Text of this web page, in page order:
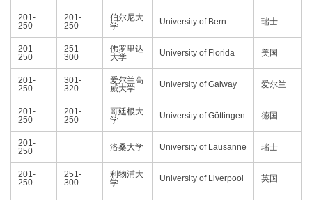
201-
250
201-
250
伯尔尼大
学
University of Bern 瑞士
201-
250
251-
300
佛罗里达
大学
University of Florida 美国
201-
250
301-
320
爱尔兰高
威大学
University of Galway 爱尔兰
201-
250
201-
250
哥廷根大
学
University of Göttingen 德国
201-
250
洛桑大学 University of Lausanne 瑞士
201-
250
251-
300
利物浦大
学
University of Liverpool 英国